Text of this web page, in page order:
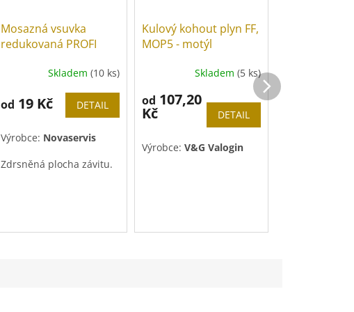
Mosazná vsuvka
redukovaná PROFI
Skladem (10 ks)
od 19 Kč DETAIL
Výrobce: Novaservis
Zdrsněná plocha závitu.
Kulový kohout plyn FF,
MOP5 - motýl
Skladem (5 ks)
od 107,20
Kč DETAIL
Výrobce: V&G Valogin